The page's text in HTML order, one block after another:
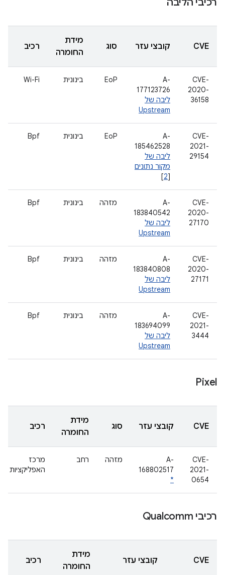
CVE קובצי עזר סוג
מידת
החומרה
רכיב
CVE-
2020-
36158
A-
177123726
ליבה של
Upstream
EoP בינונית Wi-Fi
CVE-
2021-
29154
A-
185462528
ליבה של
מקור נתונים
[
2
]
EoP בינונית Bpf
CVE-
2020-
27170
A-
183840542
ליבה של
Upstream
מזהה בינונית Bpf
CVE-
2020-
27171
A-
183840808
ליבה של
Upstream
מזהה בינונית Bpf
CVE-
2021-
3444
A-
183694099
ליבה של
Upstream
מזהה בינונית Bpf
Pixel
CVE קובצי עזר סוג
מידת
החומרה
רכיב
CVE-
2021-
0654
A-
168802517
*
מזהה רחב
מרכז
האפליקציות
רכיבי Qualcomm
CVE קובצי עזר
מידת
החומרה
רכיב